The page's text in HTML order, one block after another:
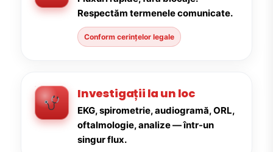
Respectăm termenele comunicate.
Conform cerințelor legale
Investigații la un loc
EKG, spirometrie, audiogramă, ORL,
oftalmologie, analize — într-un
singur flux.